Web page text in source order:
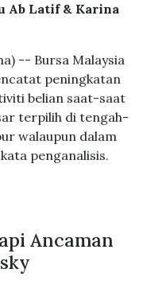
Ab Latif & Karina
-- Bursa Malaysia
peningkatan
belian saat-saat
terpilih di tengah-
walaupun dalam
penganalisis.
Ancaman